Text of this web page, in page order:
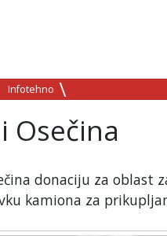
Infotehno
Osečina
donaciju za oblast
kamiona za